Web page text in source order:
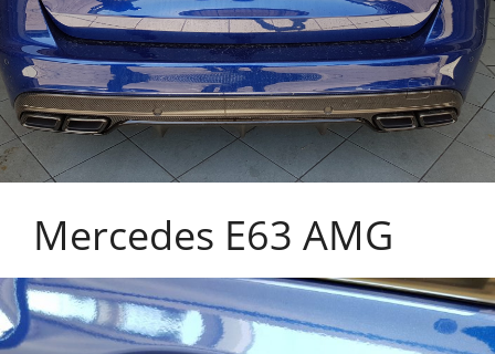
Mercedes E63 AMG